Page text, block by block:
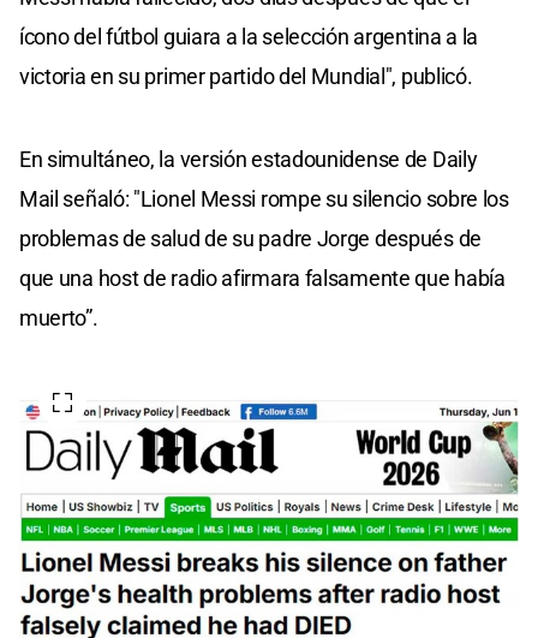
ícono del fútbol guiara a la selección argentina a la
victoria en su primer partido del Mundial", publicó.
En simultáneo, la versión estadounidense de Daily
Mail señaló: "Lionel Messi rompe su silencio sobre los
problemas de salud de su padre Jorge después de
que una host de radio afirmara falsamente que había
muerto”.